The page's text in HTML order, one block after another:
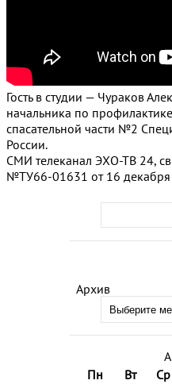
Архив
Пн
Вт Ср
Гость в студии — Чураков
начальника по
спасательной части №2
России.
СМИ телеканал ЭХО-ТВ 24,
№ТУ66-01631 от 16 декабря